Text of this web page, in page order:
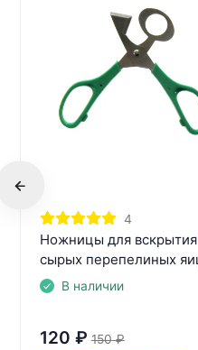
4
Ножницы для вскрытия
сырых перепелиных
В наличии
120 ₽ 150 ₽